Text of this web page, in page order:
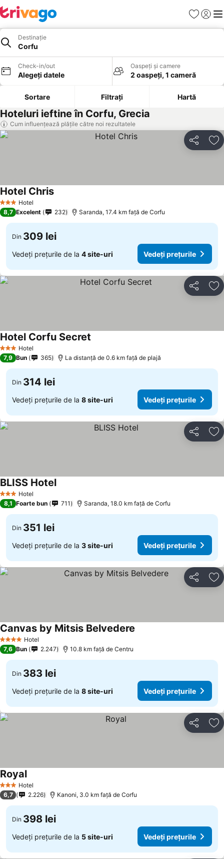
Favorite
Destinație
Corfu
Check-in/out
Alegeți datele
Oaspeți și camere
2 oaspeți, 1 cameră
Sortare Filtrați Hartă
Hoteluri ieftine în Corfu, Grecia
Cum influențează plățile către noi rezultatele
Distribuiți
3 SteleHotel
Hotel Chris
8,7 Excelent 232 Saranda, 17.4 km faţă de Corfu
Din 309 lei
Vedeți prețurile de la 4 site-uri Vedeți prețurile
Distribuiți
3 SteleHotel
Hotel Corfu Secret
7,9 Bun 365 La distanță de 0.6 km față de plajă
Din 314 lei
Vedeți prețurile de la 8 site-uri Vedeți prețurile
Distribuiți
3 SteleHotel
BLISS Hotel
8,1 Foarte bun 711 Saranda, 18.0 km faţă de Corfu
Din 351 lei
Vedeți prețurile de la 3 site-uri Vedeți prețurile
Distribuiți
4 Stele Hotel
Canvas by Mitsis Belvedere
7,6 Bun 2.247 10.8 km faţă de Centru
Din 383 lei
Vedeți prețurile de la 8 site-uri Vedeți prețurile
Distribuiți
3 SteleHotel
Royal
6,7 2.226 Kanoni, 3.0 km faţă de Corfu
Din 398 lei
Vedeți prețurile de la 5 site-uri Vedeți prețurile